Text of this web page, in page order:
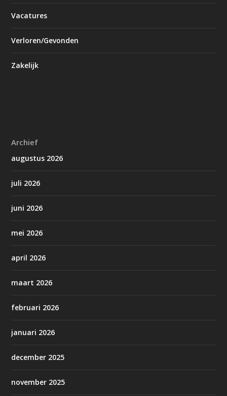
Vacatures
Verloren/Gevonden
Zakelijk
Archief
augustus 2026
juli 2026
juni 2026
mei 2026
april 2026
maart 2026
februari 2026
januari 2026
december 2025
november 2025